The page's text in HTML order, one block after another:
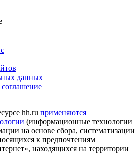
данных
соглашение
hh.ru применяются
(информационные технологии
на основе сбора, систематизации
к предпочтениям
находящихся на территории